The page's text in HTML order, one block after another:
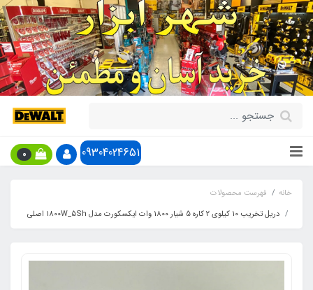
09304024651
0
خانه
فهرست محصولات
دریل تخریب 10 کیلوی 2 کاره 5 شیار 1800 وات ایکسکورت مدل 1800W_5Sh اصلی